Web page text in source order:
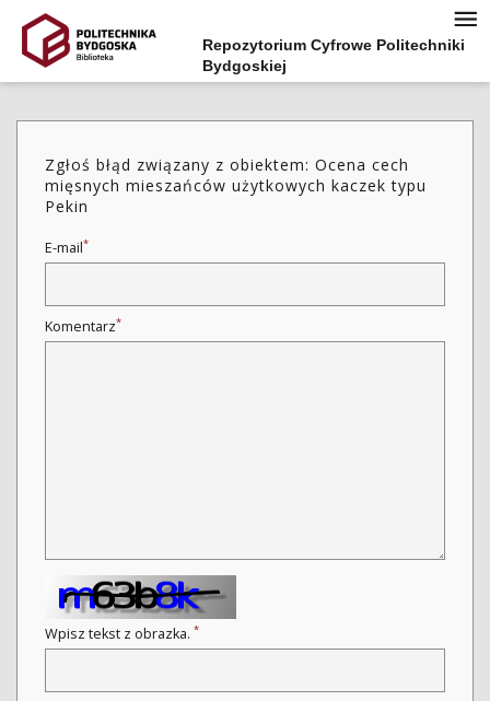
Repozytorium Cyfrowe Politechniki
Bydgoskiej
Zgłoś błąd związany z obiektem: Ocena cech
mięsnych mieszańców użytkowych kaczek typu
Pekin
E-mail*
Komentarz*
Wpisz tekst z obrazka. *